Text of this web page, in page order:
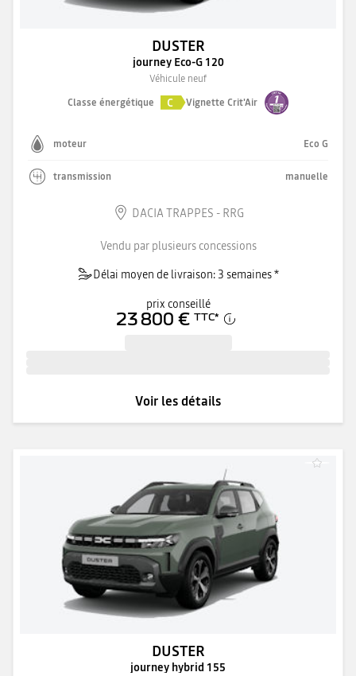
DUSTER
journey Eco-G 120
Véhicule neuf
Classe énergétique
C Vignette Crit'Air
moteur Eco G
transmission manuelle
DACIA TRAPPES - RRG
Vendu par plusieurs concessions
Délai moyen de livraison: 3 semaines *
prix conseillé
23 800 € TTC*
Voir les détails
DUSTER
journey hybrid 155